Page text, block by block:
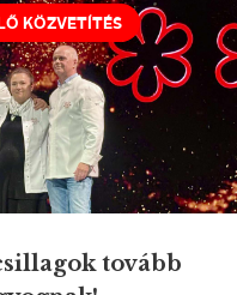
KÖZVETÍTÉS
tovább